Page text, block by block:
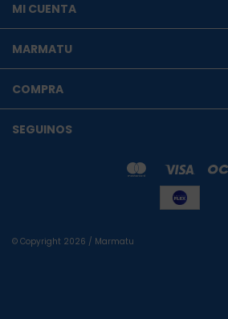
MI CUENTA
MARMATU
COMPRA
SEGUINOS
© Copyright 2026 / Marmatu